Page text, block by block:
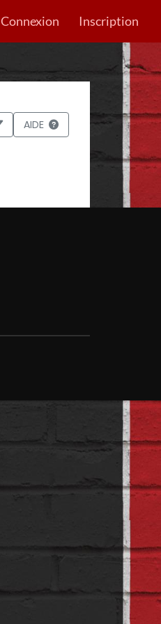
Connexion Inscription
AIDE